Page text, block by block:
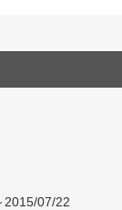
2015/07/22